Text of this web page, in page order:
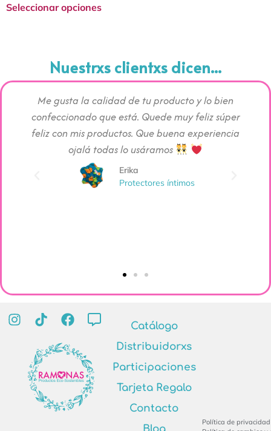
Seleccionar opciones
Nuestrxs clientxs dicen...
Me gusta la calidad de tu producto y lo bien
confeccionado que está. Quede muy feliz súper
feliz con mis productos. Que buena experiencia
ojalá todas lo usáramos
Erika
Protectores íntimos
Catálogo
Distribuidorxs
Participaciones
Tarjeta Regalo
Contacto
Política de privacidad